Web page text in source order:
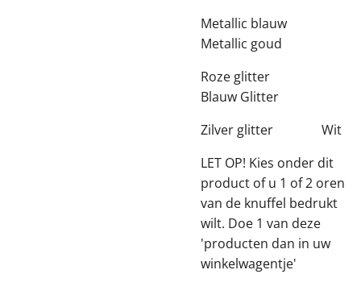
Metallic blauw
Metallic goud
Roze glitter
Blauw Glitter
Zilver glitter Wit
LET OP! Kies onder dit
product of u 1 of 2 oren
van de knuffel bedrukt
wilt. Doe 1 van deze
'producten dan in uw
winkelwagentje'